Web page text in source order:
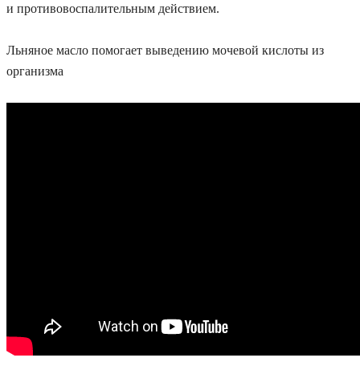
и противовоспалительным действием.
Льняное масло помогает выведению мочевой кислоты из
организма